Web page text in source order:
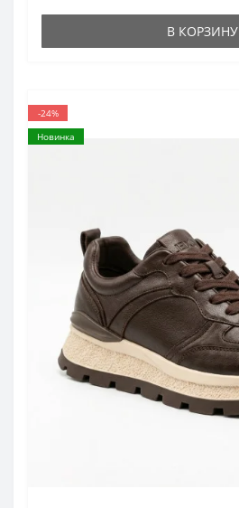
В КОРЗИНУ
-24%
Новинка